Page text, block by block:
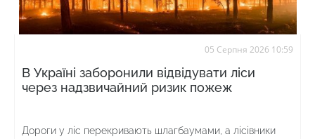
05 Серпня 2026 10:59
В Україні заборонили відвідувати ліси
через надзвичайний ризик пожеж
Дороги у ліс перекривають шлагбаумами, а лісівники